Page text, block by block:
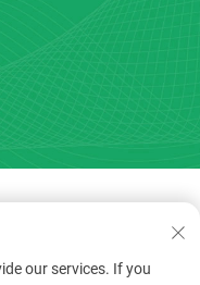
Instrument Co.,
our services. If you